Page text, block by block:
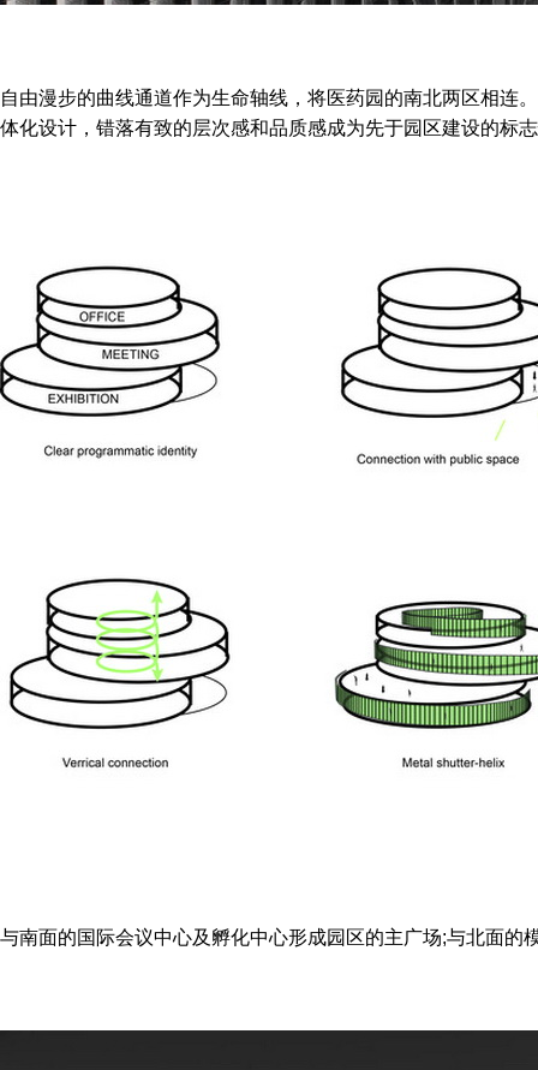
自由漫步的曲线通道作为生命轴线，将医药园的南北两区相连
体化设计，错落有致的层次感和品质感成为先于园区建设的标
与南面的国际会议中心及孵化中心形成园区的主广场;与北面